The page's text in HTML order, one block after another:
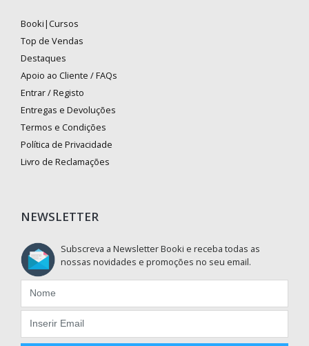
Booki|Cursos
Top de Vendas
Destaques
Apoio ao Cliente / FAQs
Entrar / Registo
Entregas e Devoluções
Termos e Condições
Política de Privacidade
Livro de Reclamações
NEWSLETTER
Subscreva a Newsletter Booki e receba todas as
nossas novidades e promoções no seu email.